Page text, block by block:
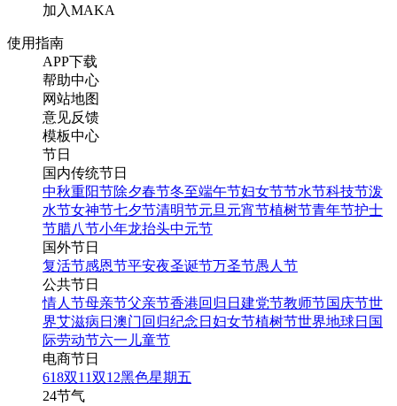
加入MAKA
使用指南
APP下载
帮助中心
网站地图
意见反馈
模板中心
节日
国内传统节日
中秋重阳节除夕春节冬至端午节妇女节节水节科技节泼
水节女神节七夕节清明节元旦 元宵节植树节青年节护士
节腊八节小年龙抬头中元节
国外节日
复活节感恩节平安夜圣诞节万圣节愚人节
公共节日
情人节母亲节父亲节香港回归日 建党节教师节国庆节世
界艾滋病日 澳门回归纪念日 妇女节植树节世界地球日 国
际劳动节六一儿童节
电商节日
618双11双12黑色星期五
24节气